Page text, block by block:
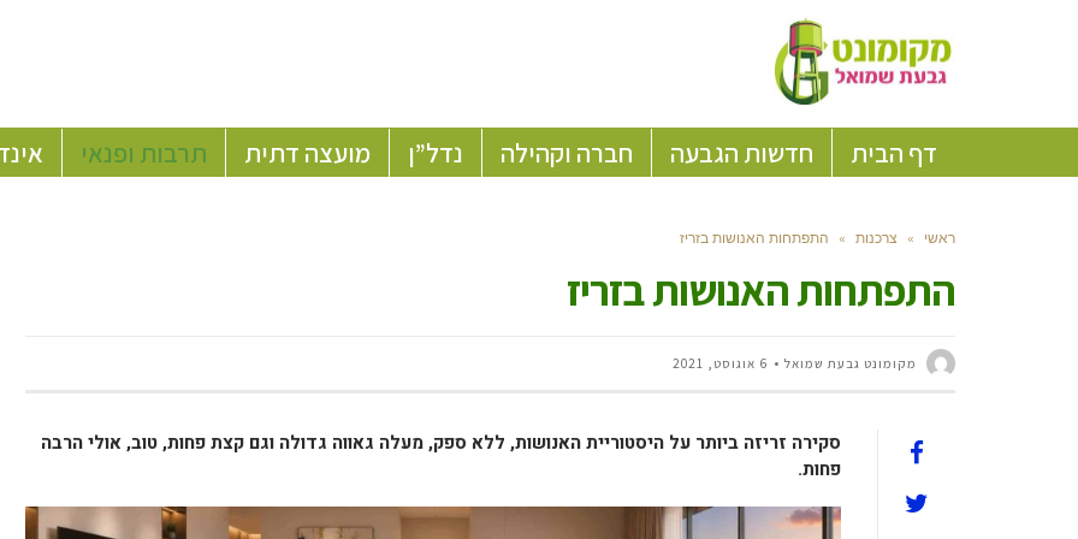
דף הבית חדשות הגבעה חברה וקהילה נדל”ן מועצה דתית תרבות ופנאי
ראשי » צרכנות » התפתחות האנושות בזריז
התפתחות האנושות בזריז
מקומונט גבעת שמואל 6 אוגוסט, 2021
סקירה זריזה ביותר על היסטוריית האנושות, ללא ספק, מעלה גאווה גדולה וגם קצת פחות, טוב, אולי הרבה
פחות.